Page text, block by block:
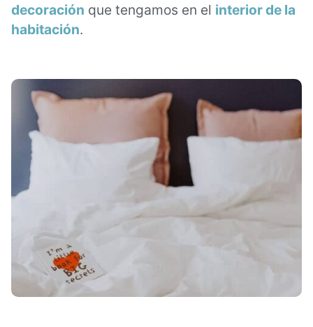
decoración que tengamos en el interior de la
habitación.